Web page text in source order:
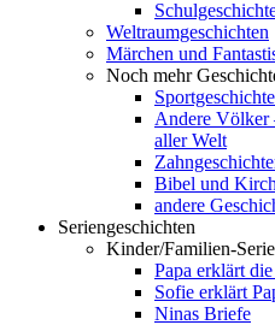
Weltraumgeschichten
Märchen und
Noch mehr
Andere Völker
aller Welt
Bibel und
andere
Seriengeschichten
Kinder/Familien-
Papa erklärt
Sofie erklärt
Ninas Briefe